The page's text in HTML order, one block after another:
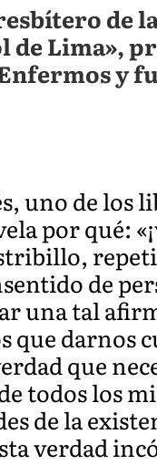
de
de Lima»,
y
uno de los
por qué:
de
una tal
que darnos
que
todos los
de la
verdad